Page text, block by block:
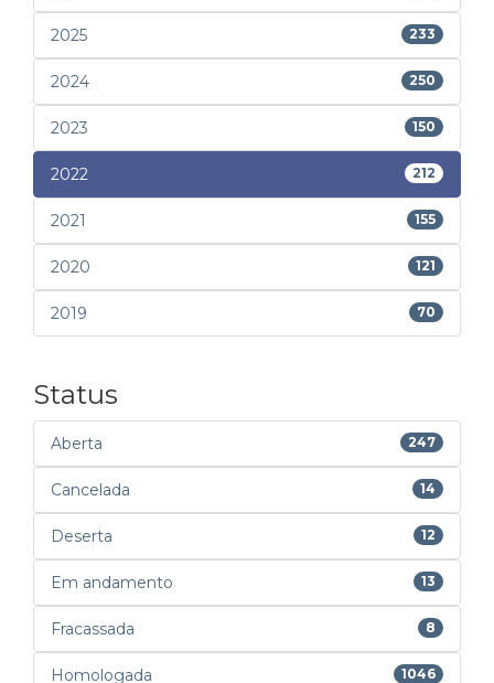
2025 233
2024 250
2023 150
2022 212
2021 155
2020 121
2019 70
Status
Aberta 247
Cancelada 14
Deserta 12
Em andamento 13
Fracassada 8
Homologada 1046